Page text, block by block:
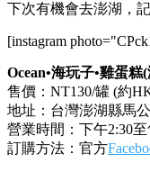
下次有機會去澎湖，
[instagram
Ocean•海玩子•雞蛋糕
售價：NT130/罐 (約
地址：台灣澎湖縣馬
營業時間：下午2:30
訂購方法：官方